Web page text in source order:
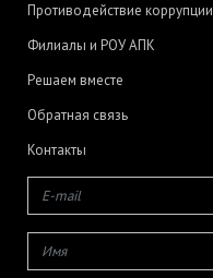
Противодействие коррупции
Филиалы и РОУ АПК
Решаем вместе
Обратная связь
Контакты